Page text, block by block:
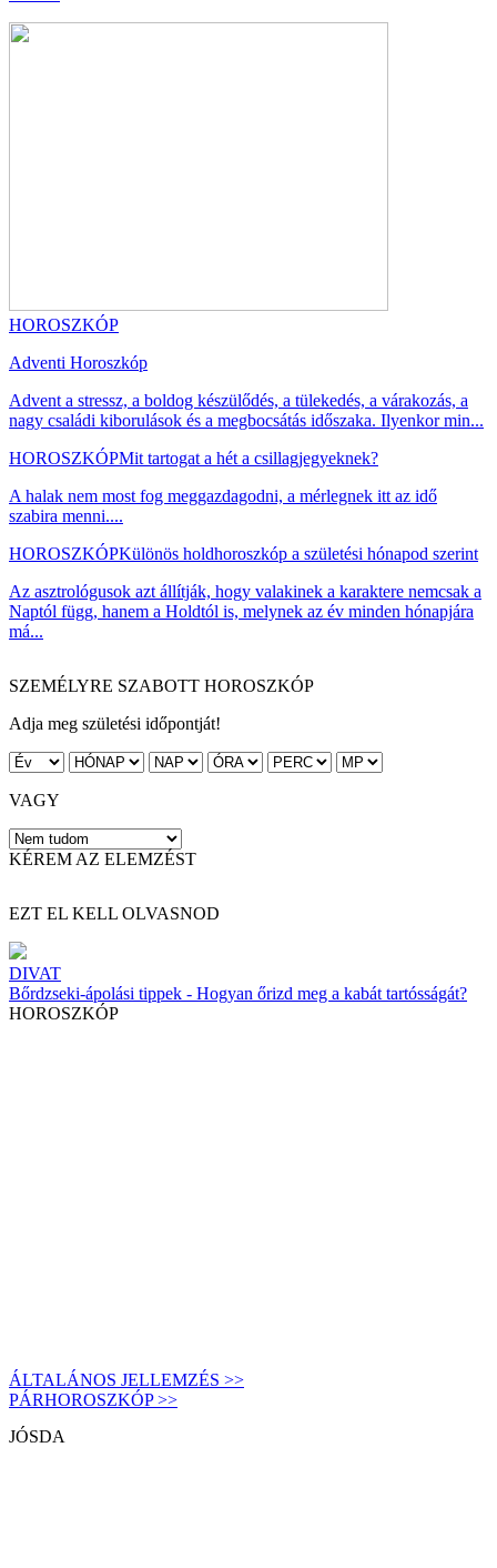
HOROSZKÓP
Adventi Horoszkóp
Advent a stressz, a boldog készülődés, a tülekedés, a várakozás, a
nagy családi kiborulások és a megbocsátás időszaka. Ilyenkor min...
HOROSZKÓPMit tartogat a hét a csillagjegyeknek?
A halak nem most fog meggazdagodni, a mérlegnek itt az idő
szabira menni....
HOROSZKÓPKülönös holdhoroszkóp a születési hónapod szerint
Az asztrológusok azt állítják, hogy valakinek a karaktere nemcsak a
Naptól függ, hanem a Holdtól is, melynek az év minden hónapjára
má...
SZEMÉLYRE SZABOTT HOROSZKÓP
Adja meg születési időpontját!
VAGY
KÉREM AZ ELEMZÉST
EZT EL KELL OLVASNOD
DIVAT
Bőrdzseki-ápolási tippek - Hogyan őrizd meg a kabát tartósságát?
HOROSZKÓP
ÁLTALÁNOS JELLEMZÉS >>
PÁRHOROSZKÓP >>
JÓSDA